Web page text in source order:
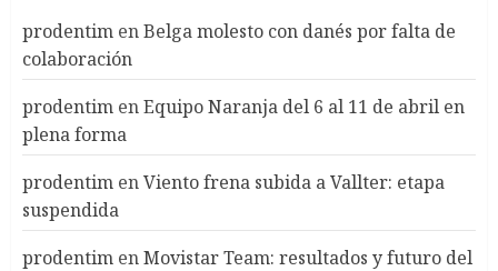
prodentim enBelga molesto con danés por falta de
colaboración
prodentim enEquipo Naranja del 6 al 11 de abril en
plena forma
prodentim enViento frena subida a Vallter: etapa
suspendida
prodentim enMovistar Team: resultados y futuro del